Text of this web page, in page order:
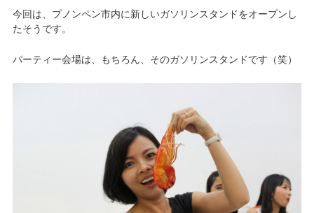
今回は、プノンペン市内に新しいガソリンスタンドをオープンし
たそうです。
パーティー会場は、もちろん、そのガソリンスタンドです（笑）